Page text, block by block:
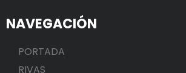
NAVEGACIÓN
PORTADA
RIVAS